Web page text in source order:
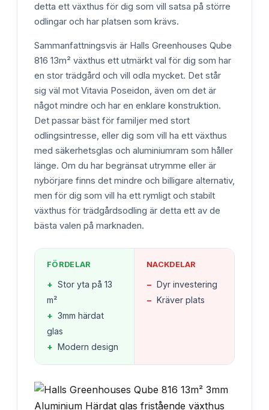
detta ett växthus för dig som vill satsa på större
odlingar och har platsen som krävs.
Sammanfattningsvis är Halls Greenhouses Qube
816 13m² växthus ett utmärkt val för dig som har
en stor trädgård och vill odla mycket. Det står
sig väl mot Vitavia Poseidon, även om det är
något mindre och har en enklare konstruktion.
Det passar bäst för familjer med stort
odlingsintresse, eller dig som vill ha ett växthus
med säkerhetsglas och aluminiumram som håller
länge. Om du har begränsat utrymme eller är
nybörjare finns det mindre och billigare alternativ,
men för dig som vill ha ett rymligt och stabilt
växthus för trädgårdsodling är detta ett av de
bästa valen på marknaden.
FÖRDELAR
+ Stor yta på 13
m²
+ 3mm härdat
glas
+ Modern design
NACKDELAR
− Dyr investering
− Kräver plats